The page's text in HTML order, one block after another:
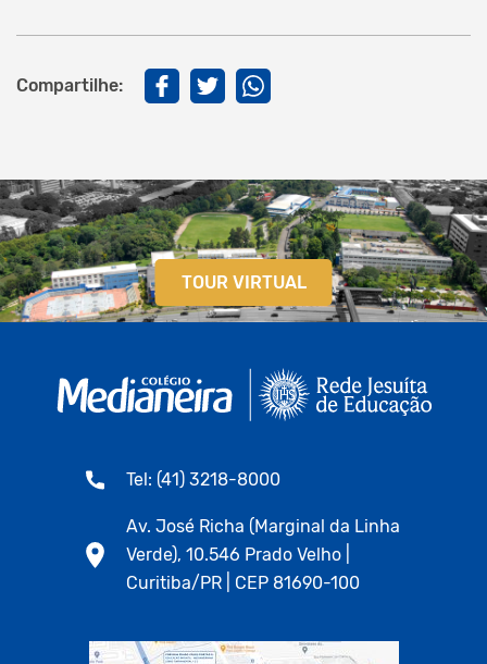
Compartilhe:
TOUR VIRTUAL
Tel: (41) 3218-8000
Av. José Richa (Marginal da Linha
Verde), 10.546 Prado Velho |
Curitiba/PR | CEP 81690-100